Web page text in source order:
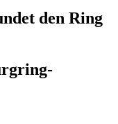
den Ring